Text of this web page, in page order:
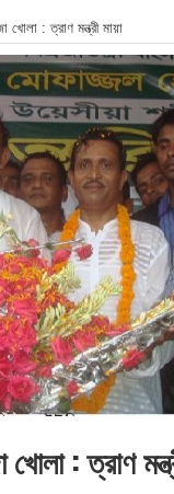
খোলা : ত্রাণ মন্ত্রী মায়া
: ত্রাণ